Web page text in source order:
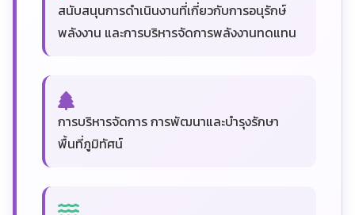
สนับสนุนการดำเนินงานที่เกี่ยวกับการอนุรักษ์
พลังงาน และการบริหารจัดการพลังงานทดแทน
การบริหารจัดการ การพัฒนาและบำรุงรักษา
พื้นที่ภูมิทัศน์